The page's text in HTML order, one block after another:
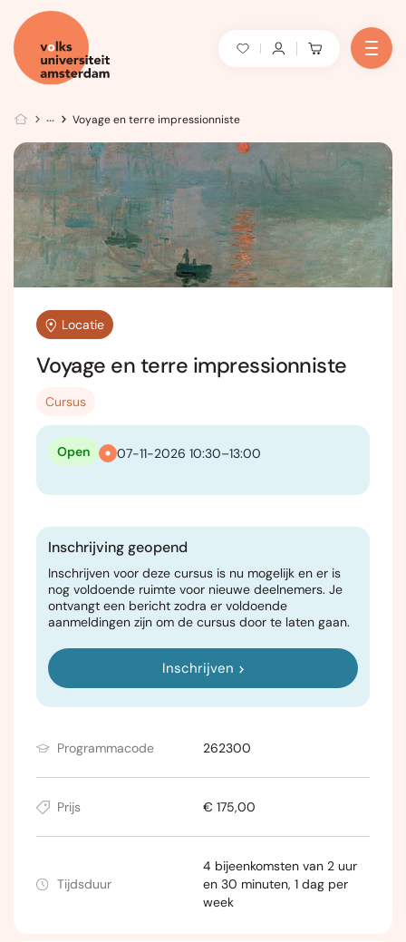
Voyage en terre impressionniste
Locatie
Voyage en terre impressionniste
Cursus
07-11-2026 10:30–13:00
Open
Inschrijving geopend
Inschrijven voor deze cursus is nu mogelijk en er is
nog voldoende ruimte voor nieuwe deelnemers. Je
ontvangt een bericht zodra er voldoende
aanmeldingen zijn om de cursus door te laten gaan.
Inschrijven
Programmacode 262300
Prijs € 175,00
Tijdsduur
4 bijeenkomsten van 2 uur
en 30 minuten, 1 dag per
week